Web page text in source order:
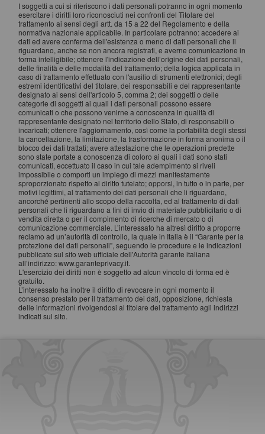
I soggetti a cui si riferiscono i dati personali potranno in ogni momento
esercitare i diritti loro riconosciuti nei confronti del Titolare del
trattamento ai sensi degli artt. da 15 a 22 del Regolamento e della
normativa nazionale applicabile. In particolare potranno: accedere ai
dati ed avere conferma dell'esistenza o meno di dati personali che li
riguardano, anche se non ancora registrati, e averne comunicazione in
forma intelligibile; ottenere l'indicazione dell’origine dei dati personali,
delle finalità e delle modalità del trattamento; della logica applicata in
caso di trattamento effettuato con l'ausilio di strumenti elettronici; degli
estremi identificativi del titolare, dei responsabili e del rappresentante
designato ai sensi dell'articolo 5, comma 2; dei soggetti o delle
categorie di soggetti ai quali i dati personali possono essere
comunicati o che possono venirne a conoscenza in qualità di
rappresentante designato nel territorio dello Stato, di responsabili o
incaricati; ottenere l'aggiornamento, così come la portabilità degli stessi
la cancellazione, la limitazione, la trasformazione in forma anonima o il
blocco dei dati trattati; avere attestazione che le operazioni predette
sono state portate a conoscenza di coloro ai quali i dati sono stati
comunicati, eccettuato il caso in cui tale adempimento si riveli
impossibile o comporti un impiego di mezzi manifestamente
sproporzionato rispetto al diritto tutelato; opporsi, in tutto o in parte, per
motivi legittimi, al trattamento dei dati personali che li riguardano,
ancorché pertinenti allo scopo della raccolta, ed al trattamento di dati
personali che li riguardano a fini di invio di materiale pubblicitario o di
vendita diretta o per il compimento di ricerche di mercato o di
comunicazione commerciale. L’interessato ha altresì diritto a proporre
reclamo ad un’autorità di controllo, la quale in Italia è il “Garante per la
protezione dei dati personali”, seguendo le procedure e le indicazioni
pubblicate sul sito web ufficiale dell'Autorità garante italiana
all’indirizzo: www.garanteprivacy.it.
L'esercizio dei diritti non è soggetto ad alcun vincolo di forma ed è
gratuito.
L’interessato ha inoltre il diritto di revocare in ogni momento il
consenso prestato per il trattamento dei dati, opposizione, richiesta
delle informazioni rivolgendosi al titolare del trattamento agli indirizzi
indicati sul sito.